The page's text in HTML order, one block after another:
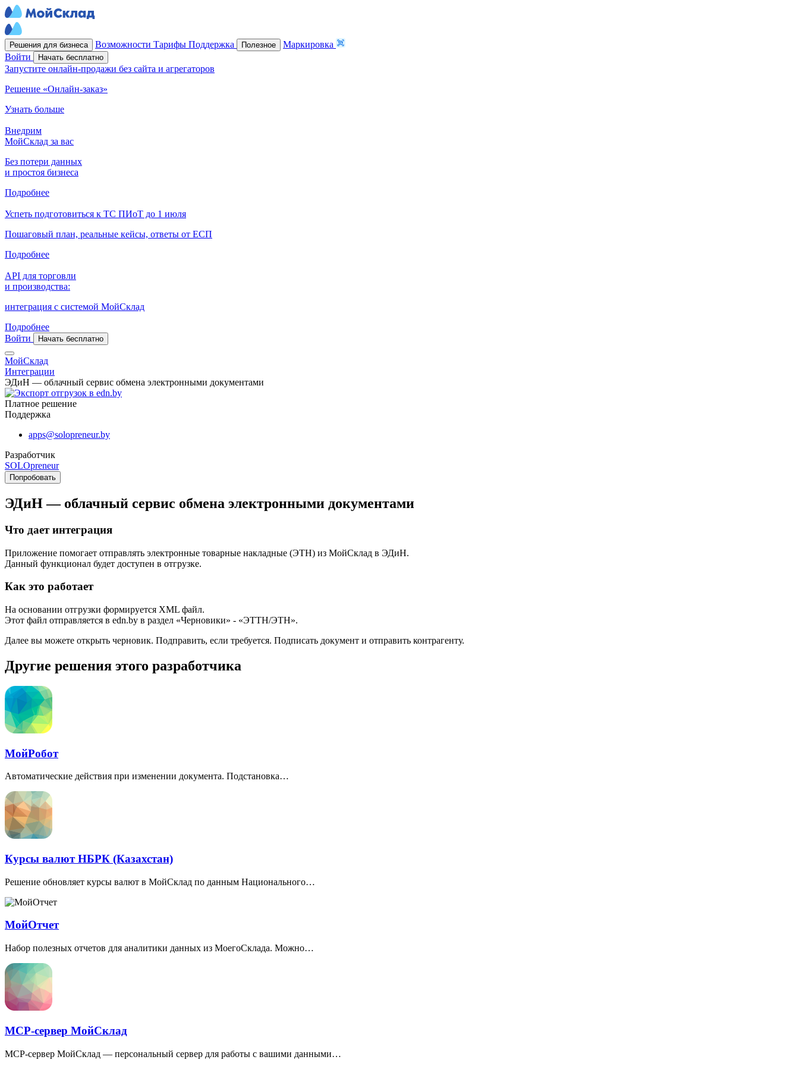
Решения для бизнеса Возможности Тарифы Поддержка Полезное
Маркировка
Войти
Начать бесплатно
Запустите онлайн-продажи без сайта и агрегаторов
Решение «Онлайн-заказ»
Узнать больше
Внедрим
МойСклад за вас
Без потери данных
и простоя бизнеса
Подробнее
Успеть подготовиться к ТС ПИоТ до 1 июля
Пошаговый план, реальные кейсы, ответы от ЕСП
Подробнее
API для торговли
и производства:
интеграция с системой МойСклад
Подробнее
Войти
Начать бесплатно
МойСклад
Интеграции
ЭДиН — облачный сервис обмена электронными документами
Платное решение
Поддержка
apps@solopreneur.by
Разработчик
SOLOpreneur
Попробовать
ЭДиН — облачный сервис обмена электронными документами
Что дает интеграция
Приложение помогает отправлять электронные товарные накладные (ЭТН) из МойСклад в ЭДиН.
Данный функционал будет доступен в отгрузке.
Как это работает
На основании отгрузки формируется XML файл.
Этот файл отправляется в edn.by в раздел «Черновики» - «ЭТТН/ЭТН».
Далее вы можете открыть черновик. Подправить, если требуется. Подписать документ и отправить контрагенту.
Другие решения этого разработчика
МойРобот
Автоматические действия при изменении документа. Подстановка…
Курсы валют НБРК (Казахстан)
Решение обновляет курсы валют в МойСклад по данным Национального…
МойОтчет
Набор полезных отчетов для аналитики данных из МоегоСклада. Можно…
MCP-сервер МойСклад
MCP-сервер МойСклад — персональный сервер для работы с вашими данными…